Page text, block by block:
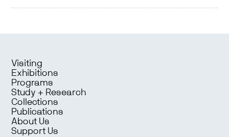
Visiting
Exhibitions
Programs
Study + Research
Collections
Publications
About Us
Support Us